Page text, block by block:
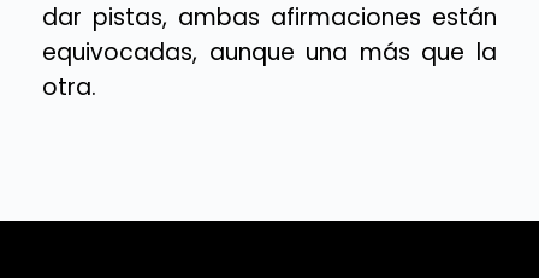
dar pistas, ambas afirmaciones están
equivocadas, aunque una más que la
otra.